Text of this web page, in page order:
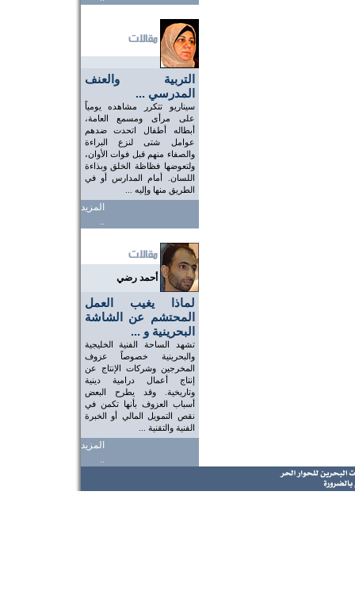
التربية والعنف
المدرسي ...
سيناريو تتكرر مشاهده يومياً
على مرأى ومسمع العامة،
أبطاله أطفال اتحدت ضدهم
عوامل شتى لنزع البراءة
والصفاء منهم قبل فوات الأوان،
ولتعوضها فظاظة الخلق وبذاءة
اللسان. أمام المدارس أو في
الطريق منها وإليه ...
المزيد
..
أحمد رضي
لماذا يغيب العمل
المحتشم عن الشاشة
البحرينية و ...
تشهد الساحة الفنية الخليجية
والبحرينية خصوصاً عزوف
المخرجين وشركات الإنتاج عن
إنتاج أعمال درامية دينية
وتاريخية. وقد يطرح البعض
أسباب العزوف بأنها تكمن في
نقص التمويل المالي أو الخبرة
الفنية والتقنية ...
المزيد
..